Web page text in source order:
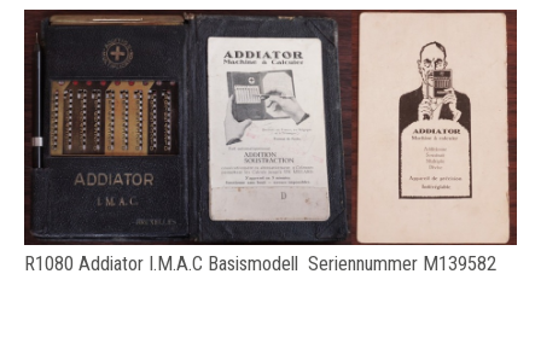
R1080 Addiator I.M.A.C Basismodell Seriennummer M139582